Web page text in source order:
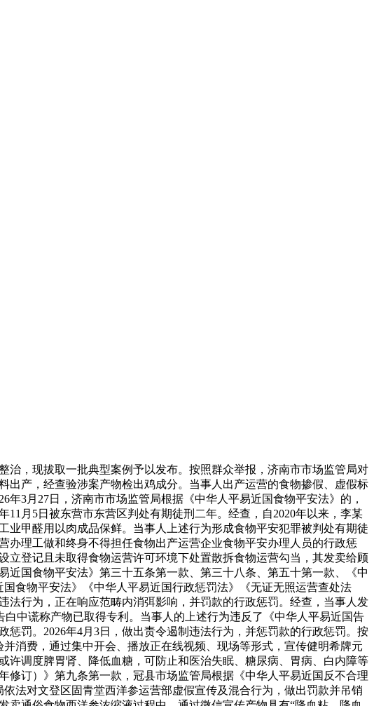
，现拔取一批典型案例予以发布。按照群众举报，济南市市场监管局对
产，经查验涉案产物检出鸡成分。当事人出产运营的食物掺假、虚假标
3月27日，济南市市场监管局根据《中华人平易近国食物平安法》的，
月5日被东营市东营区判处有期徒刑二年。经查，自2020年以来，李某
甲醛用以肉成品保鲜。当事人上述行为形成食物平安犯罪被判处有期徒
理工做和终身不得担任食物出产运营企业食物平安办理人员的行政惩
登记且未取得食物运营许可环境下处置散拆食物运营勾当，其发卖给顾
国食物平安法》第三十五条第一款、第三十八条、第五十第一款、《中
食物平安法》《中华人平易近国行政惩罚法》《无证无照运营查处法
行为，正在响应范畴内消弭影响，并罚款的行政惩罚。经查，当事人发
中谎称产物已取得专利。当事人的上述行为违反了《中华人平易近国告
罚。2026年4月3日，做出责令遏制违法行为，并惩罚款的行政惩罚。按
消费，通过集中开会、播放正在线视频、现场等形式，宣传健明希牌元
调度脾胃肾、降低血糖，可防止和医治失眠、糖尿病、胃病、白内障等
修订）》第九条第一款，冠县市场监管局根据《中华人平易近国反不合理
法对文登区固青堂西洋参运营部虚假宣传及混合行为，做出罚款并吊销